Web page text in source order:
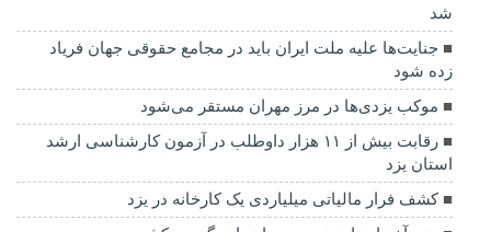
شد
جنایت‌ها علیه ملت ایران باید در مجامع حقوقی جهان فریاد
زده شود
موکب یزدی‌ها در مرز مهران مستقر می‌شود
رقابت بیش از ۱۱ هزار داوطلب در آزمون کارشناسی ارشد
استان یزد
کشف فرار مالیاتی میلیاردی یک کارخانه در یزد